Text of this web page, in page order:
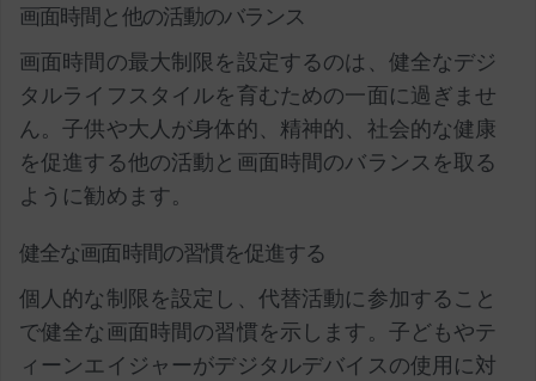
画面時間と他の活動のバランス
画面時間の最大制限を設定するのは、健全なデジ
タルライフスタイルを育むための一面に過ぎませ
ん。子供や大人が身体的、精神的、社会的な健康
を促進する他の活動と画面時間のバランスを取る
ように勧めます。
健全な画面時間の習慣を促進する
個人的な制限を設定し、代替活動に参加すること
で健全な画面時間の習慣を示します。子どもやテ
ィーンエイジャーがデジタルデバイスの使用に対